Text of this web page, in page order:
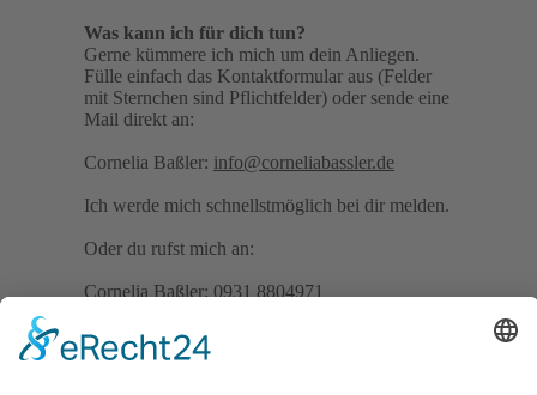
Was kann ich für dich tun?
Gerne kümmere ich mich um dein Anliegen.
Fülle einfach das Kontaktformular aus (Felder
mit Sternchen sind Pflichtfelder) oder sende eine
Mail direkt an:
Cornelia Baßler: info@corneliabassler.de
Ich werde mich schnellstmöglich bei dir melden.
Oder du rufst mich an:
Cornelia Baßler: 0931 8804971
Adresse: